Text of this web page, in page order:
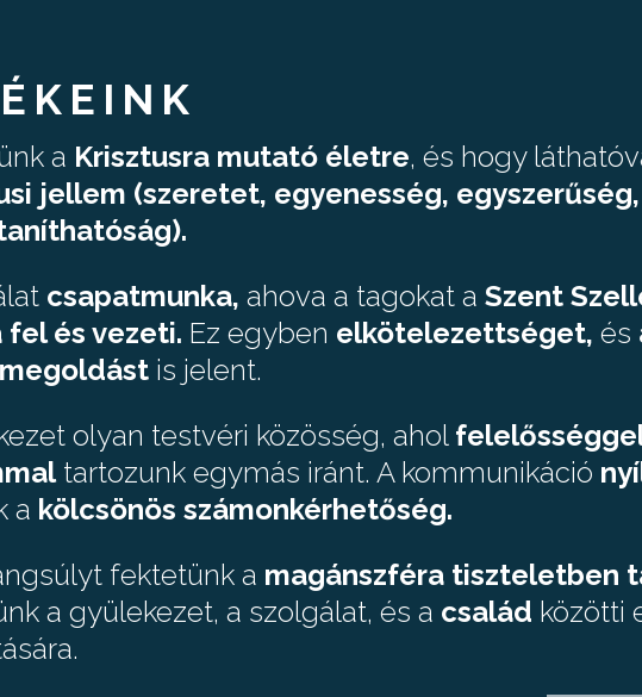
a Krisztusra mutató életre, és hogy
jellem (szeretet, egyenesség,
csapatmunka, ahova a tagokat aSzent
fel és vezeti. Ez egyben elkötelezettséget, és
is jelent.
olyan testvéri közösség, ahol
tartozunk egymás iránt. A kommunikáció
a kölcsönös számonkérhetőség.
fektetünk a magánszféra tiszteletben
a gyülekezet, a szolgálat, és a család közötti